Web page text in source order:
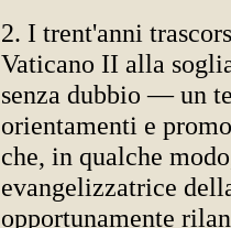
2. I trent'anni
Vaticano II alla
senza dubbio — un
orientamenti e
che, in qualche
evangelizzatrice
opportunamente